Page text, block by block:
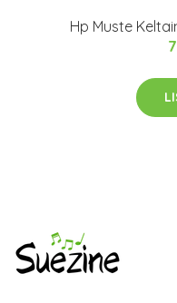
Hp Muste